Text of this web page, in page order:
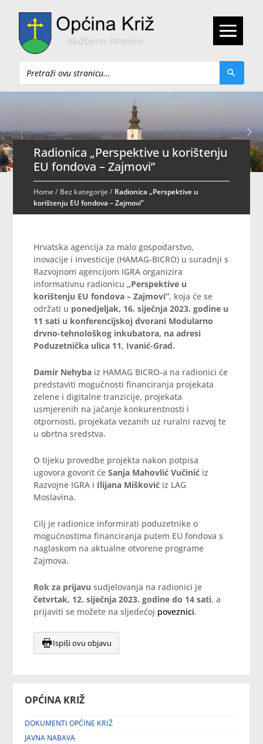
Pretraži
OPĆINA KRIŽ
DOKUMENTI OPĆINE KRIŽ
JAVNA NABAVA
Radionica „Perspektive u korištenju
EU fondova – Zajmovi”
Home/ Bez kategorije/ Radionica „Perspektive u
korištenju EU fondova – Zajmovi”
Hrvatska agencija za malo gospodarstvo,
inovacije i investicije (HAMAG-BICRO) u suradnji s
Razvojnom agencijom IGRA organizira
informativnu radionicu„Perspektive u
korištenju EU fondova – Zajmovi”, koja će se
održati u ponedjeljak, 16. siječnja 2023. godine u
11 sati u konferencijskoj dvorani Modularno
drvno-tehnološkog inkubatora, na adresi
Poduzetnička ulica 11, Ivanić-Grad.
Damir Nehyba iz HAMAG BICRO-a na radionici će
predstaviti mogućnosti financiranja projekata
zelene i digitalne tranzicije, projekata
usmjerenih na jačanje konkurentnosti i
otpornosti, projekata vezanih uz ruralni razvoj te
u obrtna sredstva.
O tijeku provedbe projekta nakon potpisa
ugovora govorit ćeSanja Mahovlić Vučinić iz
Razvojne IGRA i Ilijana Mišković iz LAG
Moslavina.
Cilj je radionice informirati poduzetnike o
mogućnostima financiranja putem EU fondova s
naglaskom na aktualne otvorene programe
Zajmova.
Rok za prijavu sudjelovanja na radionici je
četvrtak, 12. siječnja 2023. godine do 14 sati, a
prijaviti se možete na sljedećoj poveznici.
Ispiši ovu objavu